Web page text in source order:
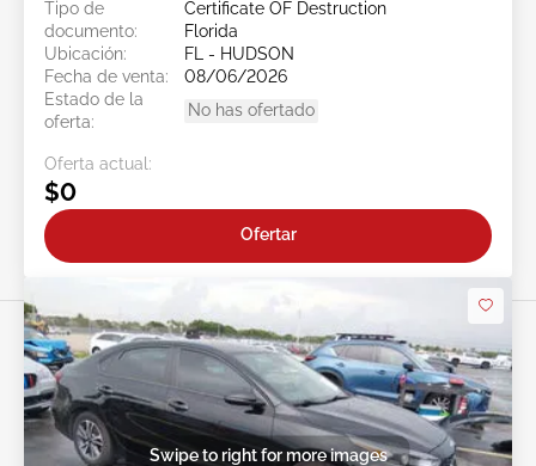
Tipo de
documento:
Certificate OF Destruction
Florida
Ubicación:
FL - HUDSON
Fecha de venta:
08/06/2026
Estado de la
oferta:
No has ofertado
Oferta actual:
$0
Ofertar
Swipe to right for more images